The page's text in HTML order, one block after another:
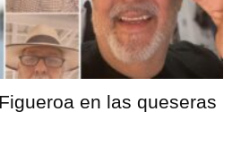
en las queseras